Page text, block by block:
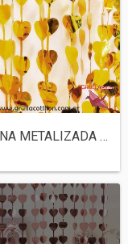
CORTINA METALIZADA CORAZONES DORADA